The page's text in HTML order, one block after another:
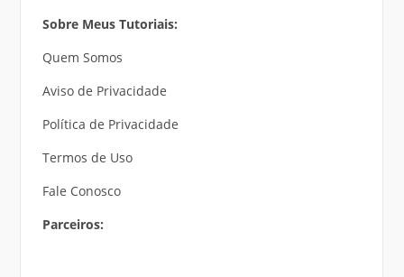
Sobre Meus Tutoriais:
Quem Somos
Aviso de Privacidade
Política de Privacidade
Termos de Uso
Fale Conosco
Parceiros: